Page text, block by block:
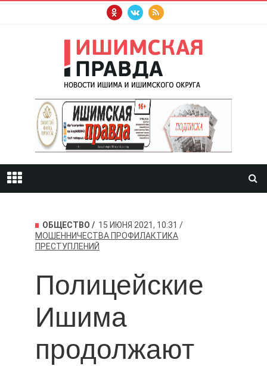
ОБЩЕСТВО
15 ИЮНЯ 2021, 10:31
МОШЕННИЧЕСТВА ПРОФИЛАКТИКА
ПРЕСТУПЛЕНИЙ
Полицейские
Ишима
продолжают